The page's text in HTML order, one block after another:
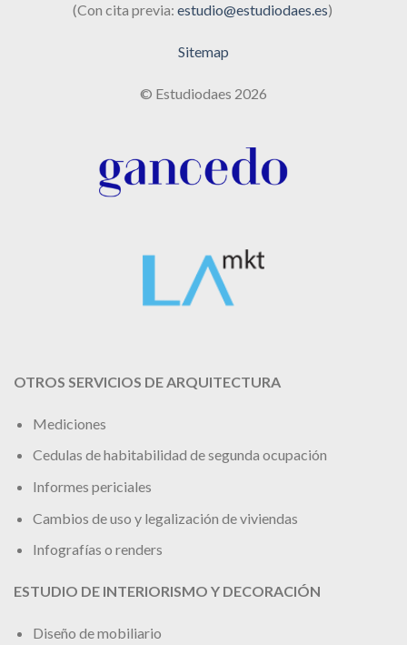
(Con cita previa: estudio@estudiodaes.es)
Sitemap
© Estudiodaes 2026
OTROS SERVICIOS DE ARQUITECTURA
Mediciones
Cedulas de habitabilidad de segunda ocupación
Informes periciales
Cambios de uso y legalización de viviendas
Infografías o renders
ESTUDIO DE INTERIORISMO Y DECORACIÓN
Diseño de mobiliario